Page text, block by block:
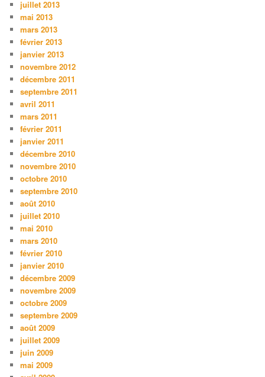
juillet 2013
mai 2013
mars 2013
février 2013
janvier 2013
novembre 2012
décembre 2011
septembre 2011
avril 2011
mars 2011
février 2011
janvier 2011
décembre 2010
novembre 2010
octobre 2010
septembre 2010
août 2010
juillet 2010
mai 2010
mars 2010
février 2010
janvier 2010
décembre 2009
novembre 2009
octobre 2009
septembre 2009
août 2009
juillet 2009
juin 2009
mai 2009